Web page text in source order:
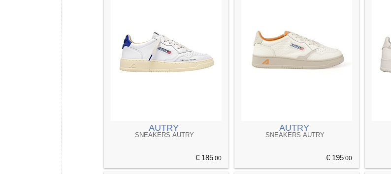
AUTRY
SNEAKERS AUTRY
€ 185.00
AUTRY
SNEAKERS AUTRY
€ 195.00